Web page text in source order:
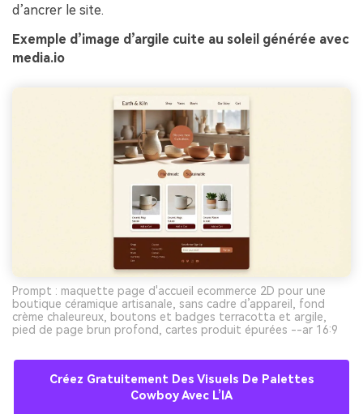
d’ancrer le site.
Exemple d’image d’argile cuite au soleil générée avec
media.io
Prompt : maquette page d'accueil ecommerce 2D pour une
boutique céramique artisanale, sans cadre d’appareil, fond
crème chaleureux, boutons et badges terracotta et argile,
pied de page brun profond, cartes produit épurées --ar 16:9
Créez Gratuitement Des Visuels De Palettes
Cowboy Avec L’IA